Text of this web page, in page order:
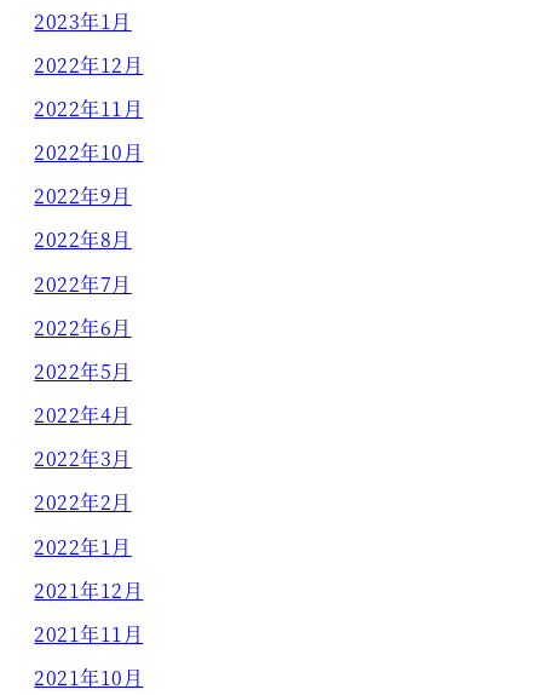
2023年1月
2022年12月
2022年11月
2022年10月
2022年9月
2022年8月
2022年7月
2022年6月
2022年5月
2022年4月
2022年3月
2022年2月
2022年1月
2021年12月
2021年11月
2021年10月